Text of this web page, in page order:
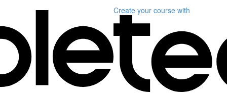
Create your course with